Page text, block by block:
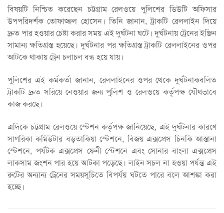
বিষয়টি নিশ্চিত করেছেন চট্টগ্রাম রেলওয়ে পুলিশের ডিউটি অফিসার
উপপরিদর্শক তোফাজ্জল হোসেন। তিনি জানান, ট্রাকটি রেললাইন দিয়ে
দ্রুত পার হওয়ার চেষ্টা করার সময় এই দুর্ঘটনা ঘটে। দুর্ঘটনায় ট্রেনের ইঞ্জিন
সামান্য ক্ষতিগ্রস্ত হয়েছে। দুর্ঘটনার পর ক্ষতিগ্রস্ত ট্রাকটি রেললাইনের ওপর
আটকে থাকায় ট্রেন চলাচল বন্ধ হয়ে যায়।
পুলিশের এই কর্মকর্তা জানান, রেললাইনের ওপর থেকে দুর্ঘটনাকবলিত
ট্রাকটি দ্রুত সরিয়ে নেওয়ার জন্য পুলিশ ও রেলওয়ে কর্তৃপক্ষ যৌথভাবে
কাজ করছে।
এদিকে চট্টগ্রাম রেলওয়ে স্টেশন কর্তৃপক্ষ জানিয়েছে, এই দুর্ঘটনার কারণে
সাগরিকা কমিউটার বড়তাকিয়া স্টেশনে, বিজয় এক্সপ্রেস চিনকি আস্তানা
স্টেশনে, পর্যটক এক্সপ্রেস ফেনী স্টেশনে এবং সোনার বাংলা এক্সপ্রেস
লাকসাম জংশন পার হয়ে আটকা পড়েছে। লাইন সচল না হওয়া পর্যন্ত এই
রুটের অন্যান্য ট্রেনের সময়সূচিতে বিপর্যয় ঘটতে পারে বলে আশঙ্কা করা
হচ্ছে।